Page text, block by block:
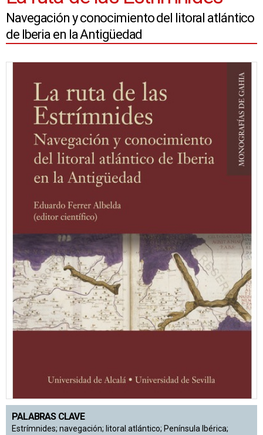
Navegación y conocimiento del litoral atlántico
de Iberia en la Antigüedad
PALABRAS CLAVE
Estrímnides; navegación; litoral atlántico; Península Ibérica;